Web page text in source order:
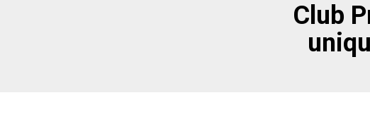
Club